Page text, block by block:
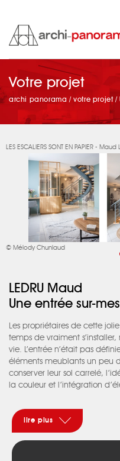
Votre projet
archi panorama /votre projet /
LES ESCALIERS SONT EN PAPIER - Maud
© Mélody Chunlaud
LEDRU Maud
Une entrée sur-
Les propriétaires de cette
temps de vraiment
vie. L’entrée n’était pas
éléments meublants un peu
conserver leur sol carrelé,
la couleur et l’intégration
Le point de départ de la
d’entrée multifonction
rangement et bureau
qualité a permis de réaliser
arrondie, surmonté d’une
lire plus